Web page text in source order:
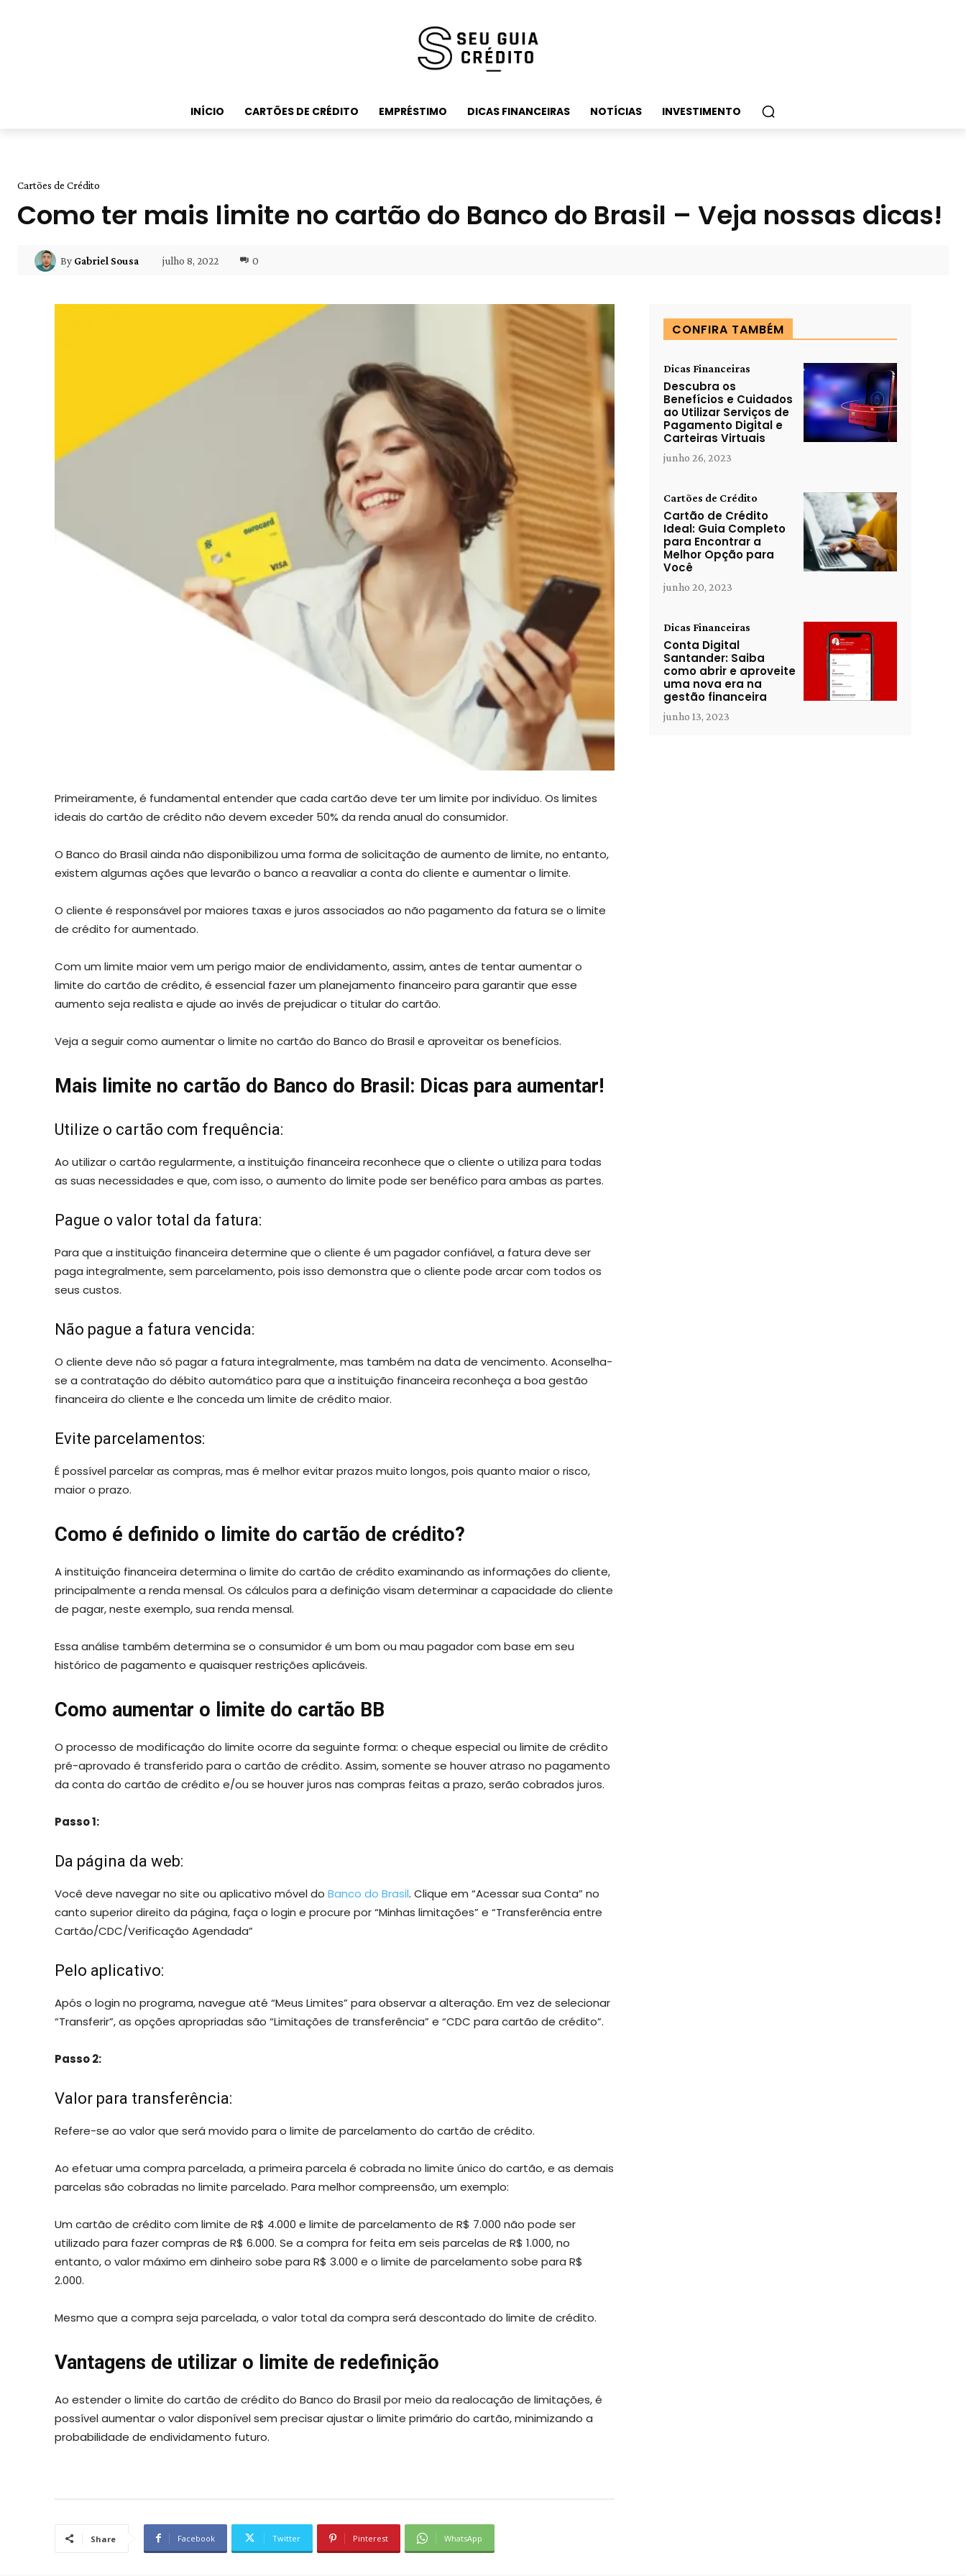
INÍCIO CARTÕES DE CRÉDITO EMPRÉSTIMO DICAS FINANCEIRAS NOTÍCIAS INVESTIMENTO
Cartões de Crédito
Como ter mais limite no cartão do Banco do Brasil – Veja nossas dicas!
By Gabriel Sousa julho 8, 2022 0
Primeiramente, é fundamental entender que cada cartão deve ter um limite por indivíduo. Os limites
ideais do cartão de crédito não devem exceder 50% da renda anual do consumidor.
O Banco do Brasil ainda não disponibilizou uma forma de solicitação de aumento de limite, no entanto,
existem algumas ações que levarão o banco a reavaliar a conta do cliente e aumentar o limite.
O cliente é responsável por maiores taxas e juros associados ao não pagamento da fatura se o limite
de crédito for aumentado.
Com um limite maior vem um perigo maior de endividamento, assim, antes de tentar aumentar o
limite do cartão de crédito, é essencial fazer um planejamento financeiro para garantir que esse
aumento seja realista e ajude ao invés de prejudicar o titular do cartão.
Veja a seguir como aumentar o limite no cartão do Banco do Brasil e aproveitar os benefícios.
Mais limite no cartão do Banco do Brasil: Dicas para aumentar!
Utilize o cartão com frequência:
Ao utilizar o cartão regularmente, a instituição financeira reconhece que o cliente o utiliza para todas
as suas necessidades e que, com isso, o aumento do limite pode ser benéfico para ambas as partes.
Pague o valor total da fatura:
Para que a instituição financeira determine que o cliente é um pagador confiável, a fatura deve ser
paga integralmente, sem parcelamento, pois isso demonstra que o cliente pode arcar com todos os
seus custos.
Não pague a fatura vencida:
O cliente deve não só pagar a fatura integralmente, mas também na data de vencimento. Aconselha-
se a contratação do débito automático para que a instituição financeira reconheça a boa gestão
financeira do cliente e lhe conceda um limite de crédito maior.
Evite parcelamentos:
É possível parcelar as compras, mas é melhor evitar prazos muito longos, pois quanto maior o risco,
maior o prazo.
Como é definido o limite do cartão de crédito?
A instituição financeira determina o limite do cartão de crédito examinando as informações do cliente,
principalmente a renda mensal. Os cálculos para a definição visam determinar a capacidade do cliente
de pagar, neste exemplo, sua renda mensal.
Essa análise também determina se o consumidor é um bom ou mau pagador com base em seu
histórico de pagamento e quaisquer restrições aplicáveis.
Como aumentar o limite do cartão BB
O processo de modificação do limite ocorre da seguinte forma: o cheque especial ou limite de crédito
pré-aprovado é transferido para o cartão de crédito. Assim, somente se houver atraso no pagamento
da conta do cartão de crédito e/ou se houver juros nas compras feitas a prazo, serão cobrados juros.
Passo 1:
Da página da web:
Você deve navegar no site ou aplicativo móvel do Banco do Brasil. Clique em “Acessar sua Conta” no
canto superior direito da página, faça o login e procure por “Minhas limitações” e “Transferência entre
Cartão/CDC/Verificação Agendada”
Pelo aplicativo:
Após o login no programa, navegue até “Meus Limites” para observar a alteração. Em vez de selecionar
“Transferir”, as opções apropriadas são “Limitações de transferência” e “CDC para cartão de crédito”.
Passo 2:
Valor para transferência:
Refere-se ao valor que será movido para o limite de parcelamento do cartão de crédito.
Ao efetuar uma compra parcelada, a primeira parcela é cobrada no limite único do cartão, e as demais
parcelas são cobradas no limite parcelado. Para melhor compreensão, um exemplo:
Um cartão de crédito com limite de R$ 4.000 e limite de parcelamento de R$ 7.000 não pode ser
utilizado para fazer compras de R$ 6.000. Se a compra for feita em seis parcelas de R$ 1.000, no
entanto, o valor máximo em dinheiro sobe para R$ 3.000 e o limite de parcelamento sobe para R$
2.000.
Mesmo que a compra seja parcelada, o valor total da compra será descontado do limite de crédito.
Vantagens de utilizar o limite de redefinição
Ao estender o limite do cartão de crédito do Banco do Brasil por meio da realocação de limitações, é
possível aumentar o valor disponível sem precisar ajustar o limite primário do cartão, minimizando a
probabilidade de endividamento futuro.
Share Facebook Twitter Pinterest WhatsApp
CONFIRA TAMBÉM
Dicas Financeiras
Descubra os
Benefícios e Cuidados
ao Utilizar Serviços de
Pagamento Digital e
Carteiras Virtuais
junho 26, 2023
Cartões de Crédito
Cartão de Crédito
Ideal: Guia Completo
para Encontrar a
Melhor Opção para
Você
junho 20, 2023
Dicas Financeiras
Conta Digital
Santander: Saiba
como abrir e aproveite
uma nova era na
gestão financeira
junho 13, 2023